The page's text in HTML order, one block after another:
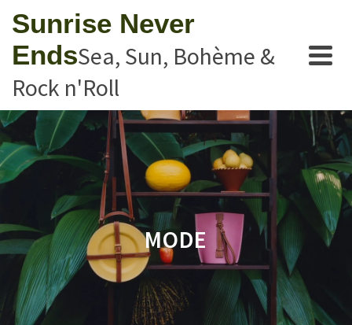
Sunrise Never
EndsSea, Sun, Bohème &
Rock n'Roll
MODE